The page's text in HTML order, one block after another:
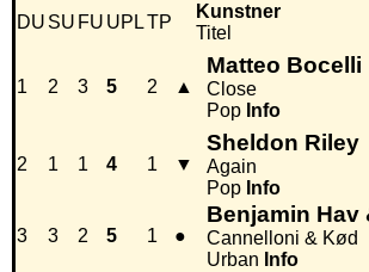
DU SU FU UPLTP
Kunstner
Titel
1 2 3 5 2 ▲
Matteo Bocelli
Close
Pop Info
2 1 1 4 1 ▼
Sheldon Riley
Again
Pop Info
3 3 2 5 1 ●
Benjamin Hav
Cannelloni & Kød
Urban Info